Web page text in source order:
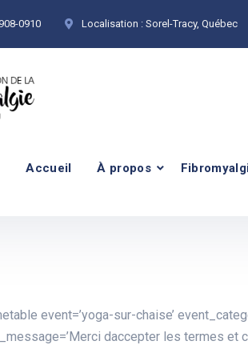
0910 Localisation : Sorel-Tracy, Québec
Accueil À propos
event=’yoga-sur-chaise’
daccepter les termes et